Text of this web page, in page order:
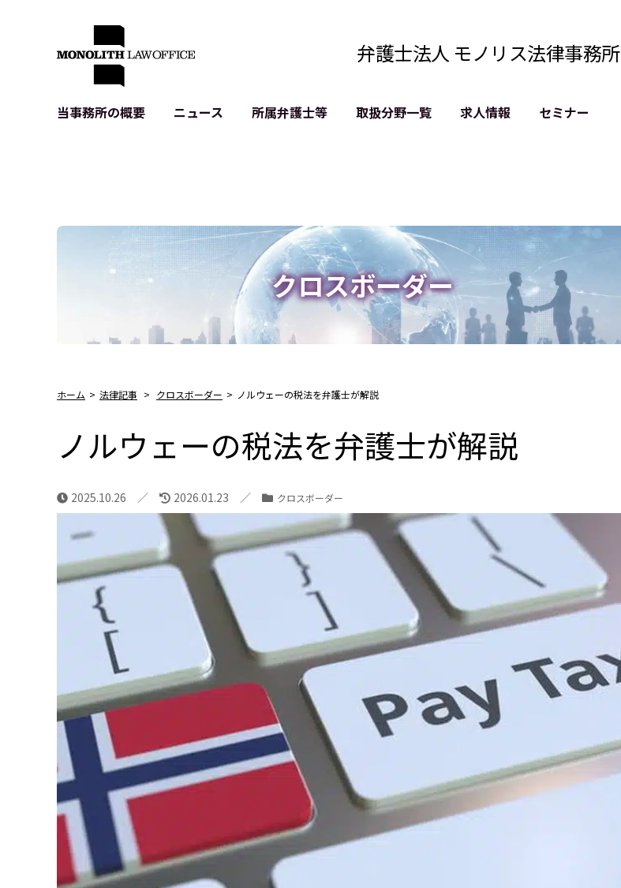
弁護士法人 モノリス法律事務所
当事務所の概要 ニュース 所属弁護士等 取扱分野一覧
IPO（上場）支援
生成AI関連法務
記事・LPの薬機法等チェック
D2C等の不正転売対策
サイバー犯罪の刑事告訴等
GDPR対応支援
求人情報 セミナー
クロスボーダー
ホーム > 法律記事 > クロスボーダー > ノルウェーの税法を弁護士が解説
ノルウェーの税法を弁護士が解説
2025.10.26 2026.01.23 クロスボーダー